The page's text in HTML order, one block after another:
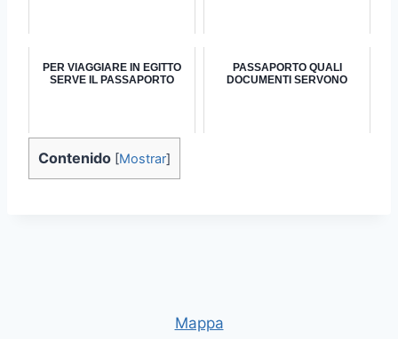
PER VIAGGIARE IN EGITTO
SERVE IL PASSAPORTO
PASSAPORTO QUALI
DOCUMENTI SERVONO
Contenido [Mostrar]
Mappa